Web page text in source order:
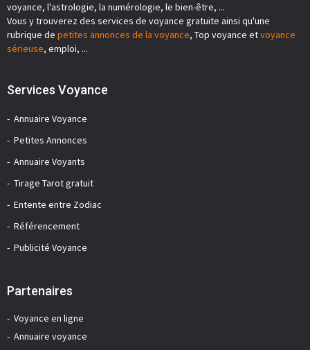
voyance, l'astrologie, la numérologie, le bien-être, ...
Vous y trouverez des services de voyance gratuite ainsi qu'une
rubrique de petites annonces de la voyance, Top voyance etvoyance
sérieuse, emploi, ...
Services Voyance
Annuaire Voyance
Petites Annonces
Annuaire Voyants
Tirage Tarot gratuit
Entente entre Zodiac
Référencement
Publicité Voyance
Partenaires
Voyance en ligne
Annuaire voyance